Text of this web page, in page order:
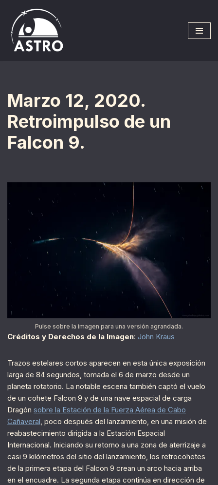
Saltar
al
contenido
Marzo 12, 2020.
Retroimpulso de un
Falcon 9.
Pulse sobre la imagen para una versión agrandada.
Créditos y Derechos de la Imagen: John Kraus
Trazos estelares cortos aparecen en esta única exposición
larga de 84 segundos, tomada el 6 de marzo desde un
planeta rotatorio. La notable escena también captó el vuelo
de un cohete Falcon 9 y de una nave espacial de carga
Dragón sobre la Estación de la Fuerza Aérea de Cabo
Cañaveral, poco después del lanzamiento, en una misión de
reabastecimiento dirigida a la Estación Espacial
Internacional. Iniciando su retorno a una zona de aterrizaje a
casi 9 kilómetros del sitio del lanzamiento, los retrocohetes
de la primera etapa del Falcon 9 crean un arco hacia arriba
en el encuadre. La segunda etapa continúa en dirección de